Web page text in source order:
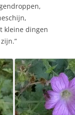
kleine dingen